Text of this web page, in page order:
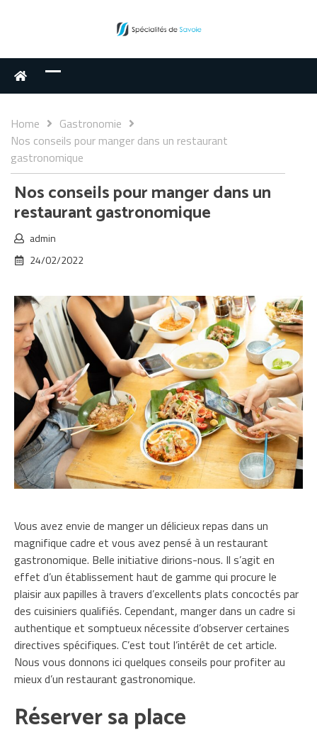
Home
Gastronomie
Nos conseils pour manger dans un restaurant
gastronomique
Nos conseils pour manger dans un
restaurant gastronomique
admin
24/02/2022
Vous avez envie de manger un délicieux repas dans un
magnifique cadre et vous avez pensé à un restaurant
gastronomique. Belle initiative dirions-nous. Il s’agit en
effet d’un établissement haut de gamme qui procure le
plaisir aux papilles à travers d’excellents plats concoctés par
des cuisiniers qualifiés. Cependant, manger dans un cadre si
authentique et somptueux nécessite d’observer certaines
directives spécifiques. C’est tout l’intérêt de cet article.
Nous vous donnons ici quelques conseils pour profiter au
mieux d’un restaurant gastronomique.
Réserver sa place